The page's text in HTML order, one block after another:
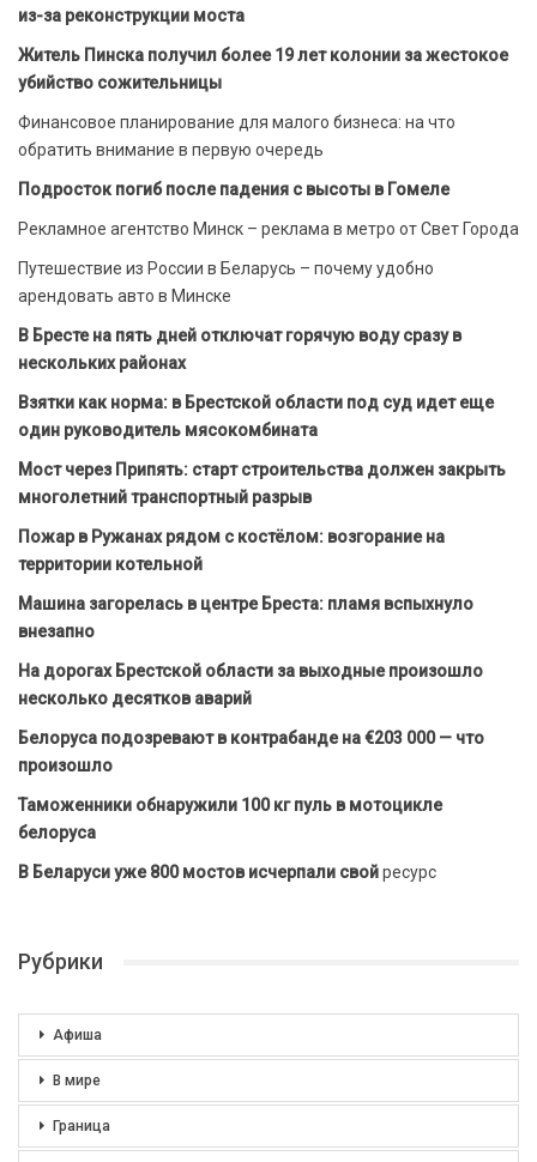
из-за реконструкции моста
Житель Пинска получил более 19 лет колонии за жестокое
убийство сожительницы
Финансовое планирование для малого бизнеса: на что
обратить внимание в первую очередь
Подросток погиб после падения с высоты в Гомеле
Рекламное агентство Минск – реклама в метро от Свет Города
Путешествие из России в Беларусь – почему удобно
арендовать авто в Минске
В Бресте на пять дней отключат горячую воду сразу в
нескольких районах
Взятки как норма: в Брестской области под суд идет еще
один руководитель мясокомбината
Мост через Припять: старт строительства должен закрыть
многолетний транспортный разрыв
Пожар в Ружанах рядом с костёлом: возгорание на
территории котельной
Машина загорелась в центре Бреста: пламя вспыхнуло
внезапно
На дорогах Брестской области за выходные произошло
несколько десятков аварий
Белоруса подозревают в контрабанде на €203 000 — что
произошло
Таможенники обнаружили 100 кг пуль в мотоцикле
белоруса
В Беларуси уже 800 мостов исчерпали свойресурс
Рубрики
Афиша
В мире
Граница